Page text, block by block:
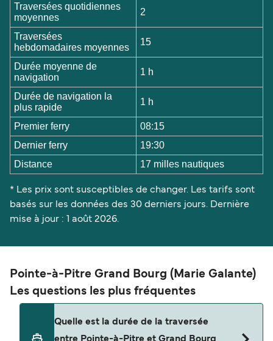
Traversées quotidiennes
moyennes
2
Traversées
hebdomadaires moyennes
15
Durée moyenne de
navigation
1 h
Durée de navigation la
plus rapide
1 h
Premier ferry
08:15
Dernier ferry
19:30
Distance
17 milles nautiques
* Les prix sont susceptibles de changer. Les tarifs sont
basés sur les données des 30 derniers jours. Dernière
mise à jour : 1 août 2026.
Pointe-à-Pitre Grand Bourg (Marie Galante)
Les questions les plus fréquentes
Quelle est la durée de la traversée